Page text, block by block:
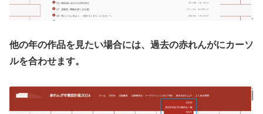
他の年の作品を見たい場合には、過去の赤れんがにカーソ
ルを合わせます。